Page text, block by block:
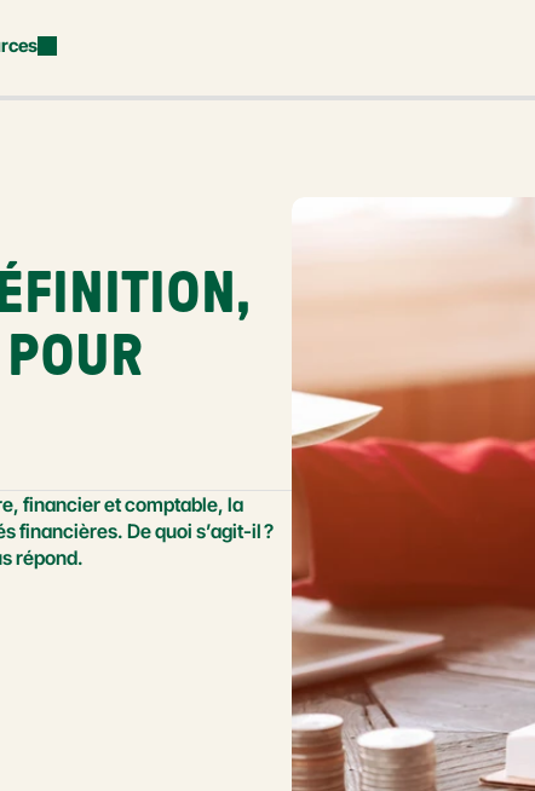
financier et comptable, la
financières. De quoi s’agit-il ?
répond.